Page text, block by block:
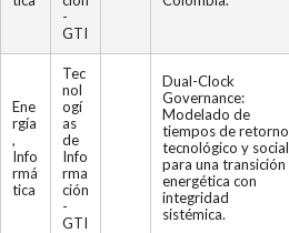
-
GTI
Ene
rgía
,
Info
rmá
tica
Tec
nol
ogí
as
de
Info
rma
ción
-
GTI
Dual-Clock
Governance:
Modelado de
tiempos de retorno
tecnológico y social
para una transición
energética con
integridad
sistémica.